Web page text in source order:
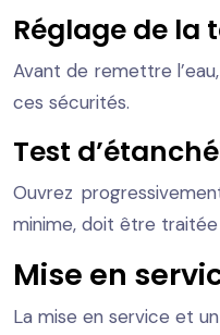
Réglage de la
Avant de remettre
ces sécurités.
Test
Ouvrez
minime, doit être
Mise en
La mise en service et